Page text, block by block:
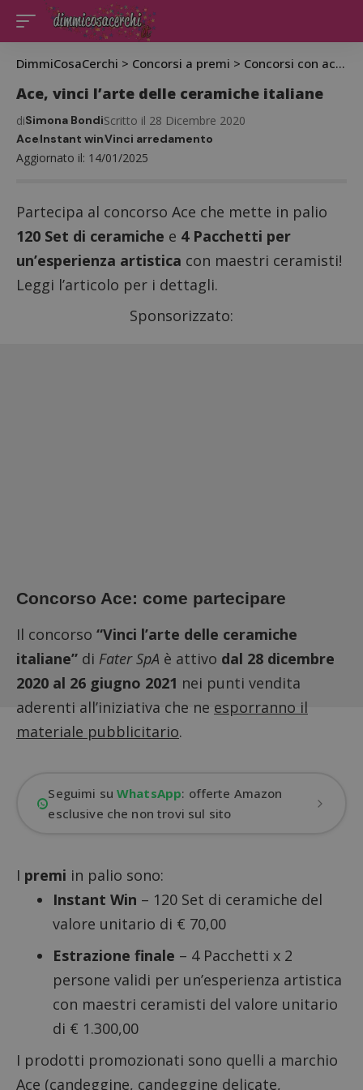
DimmiCosaCerchi > Concorsi a premi > Concorsi con acquisto
Ace, vinci l’arte delle ceramiche italiane
Aggiornato il: 14/01/2025
diSimona BondiScritto il 28 Dicembre 2020
AceInstant winVinci arredamento
Partecipa al concorso Ace che mette in palio
120 Set di ceramiche e 4 Pacchetti per
un’esperienza artistica con maestri ceramisti!
Leggi l’articolo per i dettagli.
Sponsorizzato:
Concorso Ace: come partecipare
Il concorso “Vinci l’arte delle ceramiche
italiane” di Fater SpA è attivo dal 28 dicembre
2020 al 26 giugno 2021 nei punti vendita
aderenti all’iniziativa che ne esporranno il
materiale pubblicitario.
Seguimi suWhatsApp: offerte Amazon
esclusive che non trovi sul sito
I premi in palio sono:
Instant Win – 120 Set di ceramiche del
valore unitario di € 70,00
Estrazione finale – 4 Pacchetti x 2
persone validi per un’esperienza artistica
con maestri ceramisti del valore unitario
di € 1.300,00
I prodotti promozionati sono quelli a marchio
Ace (candeggine, candeggine delicate,